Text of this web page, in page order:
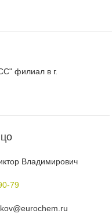
филиал в г.
Владимирович
79